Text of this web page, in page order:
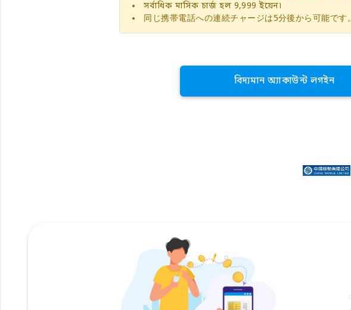
সর্বাধিক মাসিক চার্জ হল 9,999 ইয়েন৷
同じ携帯電話への連続チャージは5分後から可能です。
বিদ্যমান অ্যাকাউন্ট লগইন